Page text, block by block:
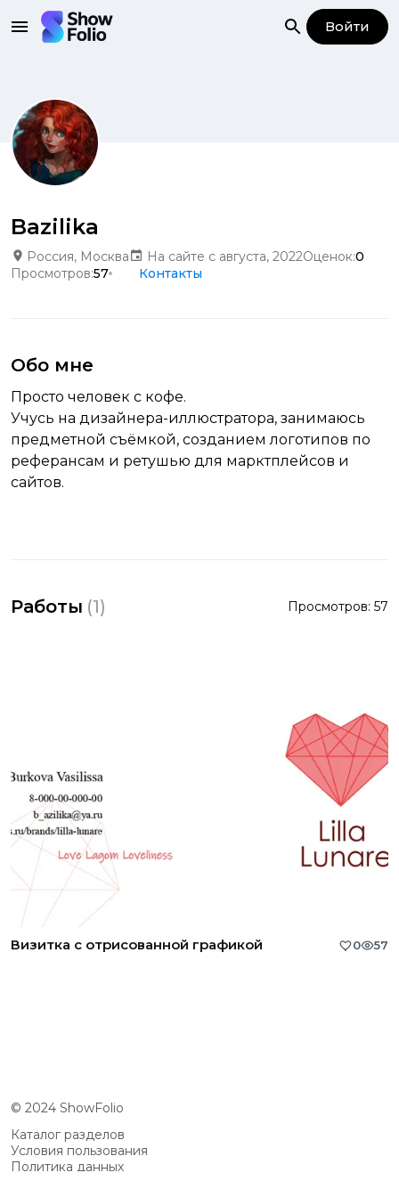
Войти
Bazilika
Россия, Москва На сайте с августа, 2022Оценок:0
Просмотров:57 Контакты
Обо мне
Просто человек с кофе.
Учусь на дизайнера-иллюстратора, занимаюсь
предметной съёмкой, созданием логотипов по
реферансам и ретушью для марктплейсов и
сайтов.
Работы (1) Просмотров: 57
Визитка с отрисованной графикой 0 57
© 2024 ShowFolio
Каталог разделов
Условия пользования
Политика данных